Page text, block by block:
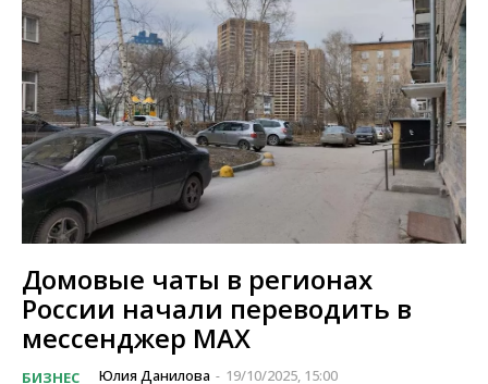
Домовые чаты в регионах
России начали переводить в
мессенджер MAX
БИЗНЕС Юлия Данилова - 19/10/2025, 15:00